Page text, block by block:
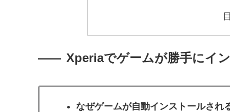
Xperiaでゲームが勝手にイ
なぜゲームが自動インストールされ